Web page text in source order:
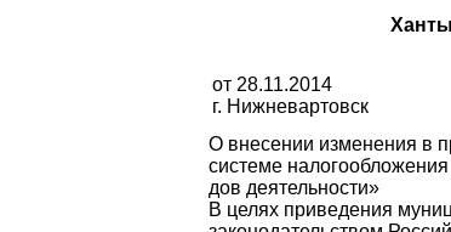
от 28.11.2014
г. Нижневартовск
О внесении изменения в
системе
дов деятельности»
В целях приведения